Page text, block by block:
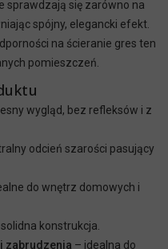
sprawdzają się zarówno na
spójny, elegancki efekt.
na ścieranie gres ten
pomieszczeń.
wygląd, bez refleksów i z
odcień szarości pasujący
do wnętrz domowych i
konstrukcja.
zabrudzenia – idealna do